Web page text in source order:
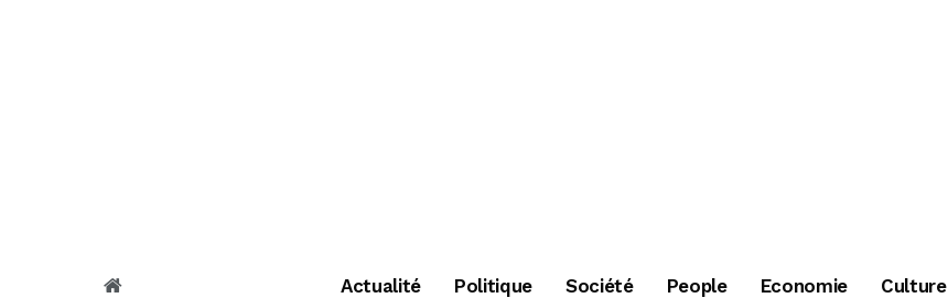
Actualité Politique Société People Economie Culture